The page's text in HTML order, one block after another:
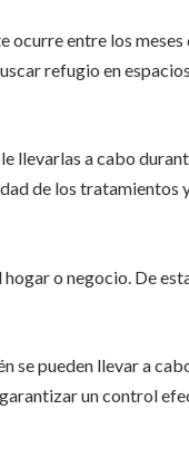
ocurre entre los
refugio en
llevarlas a cabo
de los tratamientos
o negocio. De
se pueden llevar a
un control